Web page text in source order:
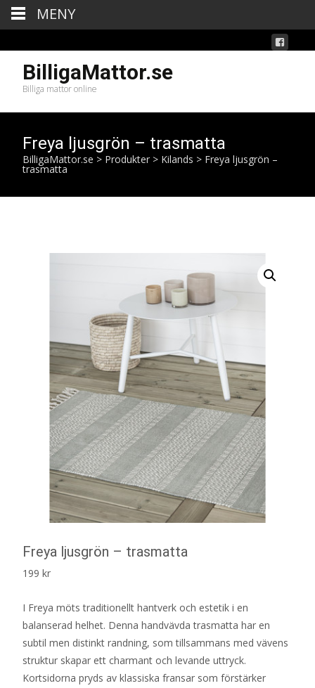
BilligaMattor.se
Billiga mattor online
Freya ljusgrön – trasmatta
BilligaMattor.se > Produkter > Kilands > Freya ljusgrön –
trasmatta
Freya ljusgrön – trasmatta
199 kr
I Freya möts traditionellt hantverk och estetik i en
balanserad helhet. Denna handvävda trasmatta har en
subtil men distinkt randning, som tillsammans med vävens
struktur skapar ett charmant och levande uttryck.
Kortsidorna pryds av klassiska fransar som förstärker
MENY